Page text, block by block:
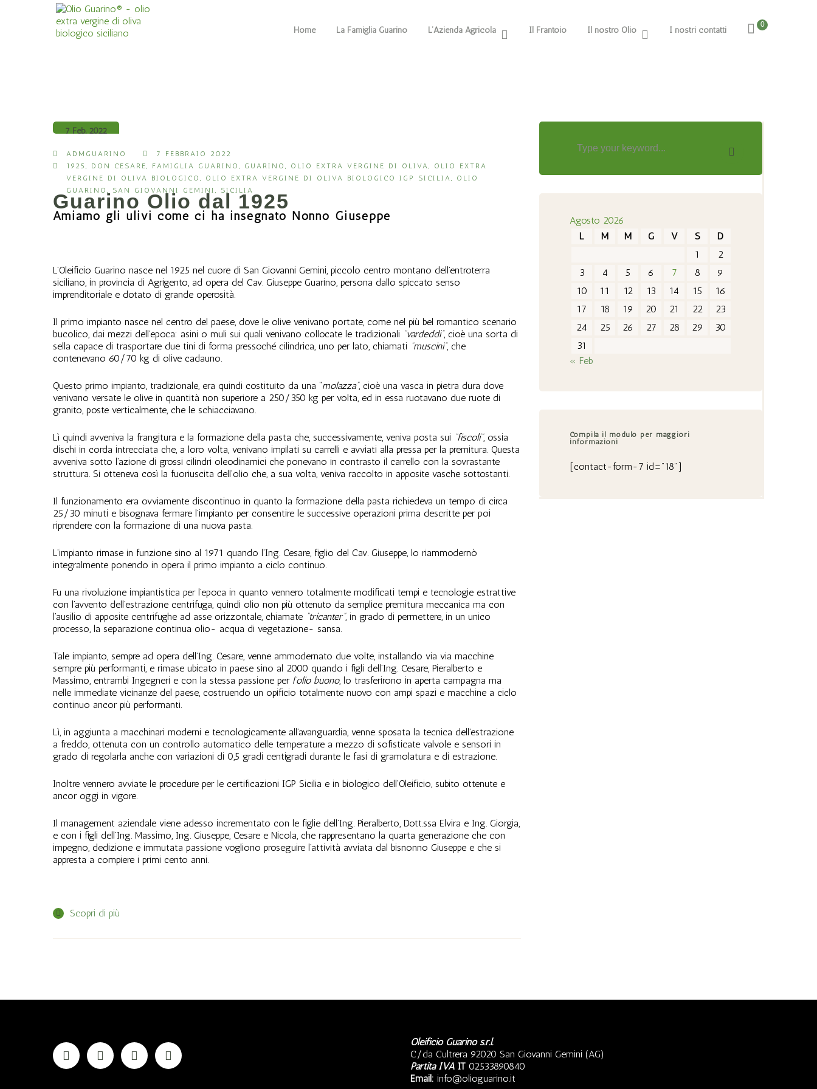
0
Home La Famiglia Guarino L’Azienda Agricola Il Frantoio Il nostro Olio I nostri contatti
7 Feb, 2022
ADMGUARINO
7 FEBBRAIO 2022
1925 , DON CESARE, FAMIGLIA GUARINO , GUARINO , OLIO EXTRA VERGINE DI OLIVA, OLIO EXTRA
VERGINE DI OLIVA BIOLOGICO , OLIO EXTRA VERGINE DI OLIVA BIOLOGICO IGP SICILIA, OLIO
GUARINO , SAN GIOVANNI GEMINI , SICILIA
Guarino Olio dal 1925
Amiamo gli ulivi come ci ha insegnato Nonno Giuseppe
L’Oleificio Guarino nasce nel 1925 nel cuore di San Giovanni Gemini, piccolo centro montano dell’entroterra
siciliano, in provincia di Agrigento, ad opera del Cav. Giuseppe Guarino, persona dallo spiccato senso
imprenditoriale e dotato di grande operosità.
Il primo impianto nasce nel centro del paese, dove le olive venivano portate, come nel più bel romantico scenario
bucolico, dai mezzi dell’epoca: asini o muli sui quali venivano collocate le tradizionali “vardeddi”, cioè una sorta di
sella capace di trasportare due tini di forma pressoché cilindrica, uno per lato, chiamati “muscini”, che
contenevano 60/70 kg di olive cadauno.
Questo primo impianto, tradizionale, era quindi costituito da una “molazza”, cioè una vasca in pietra dura dove
venivano versate le olive in quantità non superiore a 250/350 kg per volta, ed in essa ruotavano due ruote di
granito, poste verticalmente, che le schiacciavano.
Lì quindi avveniva la frangitura e la formazione della pasta che, successivamente, veniva posta sui “fiscoli”, ossia
dischi in corda intrecciata che, a loro volta, venivano impilati su carrelli e avviati alla pressa per la premitura. Questa
avveniva sotto l’azione di grossi cilindri oleodinamici che ponevano in contrasto il carrello con la sovrastante
struttura. Si otteneva così la fuoriuscita dell’olio che, a sua volta, veniva raccolto in apposite vasche sottostanti.
Il funzionamento era ovviamente discontinuo in quanto la formazione della pasta richiedeva un tempo di circa
25/30 minuti e bisognava fermare l’impianto per consentire le successive operazioni prima descritte per poi
riprendere con la formazione di una nuova pasta.
L’impianto rimase in funzione sino al 1971 quando l’Ing. Cesare, figlio del Cav. Giuseppe, lo riammodernò
integralmente ponendo in opera il primo impianto a ciclo continuo.
Fu una rivoluzione impiantistica per l’epoca in quanto vennero totalmente modificati tempi e tecnologie estrattive
con l’avvento dell’estrazione centrifuga, quindi olio non più ottenuto da semplice premitura meccanica ma con
l’ausilio di apposite centrifughe ad asse orizzontale, chiamate “tricanter”, in grado di permettere, in un unico
processo, la separazione continua olio- acqua di vegetazione- sansa.
Tale impianto, sempre ad opera dell’Ing. Cesare, venne ammodernato due volte, installando via via macchine
sempre più performanti, e rimase ubicato in paese sino al 2000 quando i figli dell’Ing. Cesare, Pieralberto e
Massimo, entrambi Ingegneri e con la stessa passione per l’olio buono, lo trasferirono in aperta campagna ma
nelle immediate vicinanze del paese, costruendo un opificio totalmente nuovo con ampi spazi e macchine a ciclo
continuo ancor più performanti.
Lì, in aggiunta a macchinari moderni e tecnologicamente all’avanguardia, venne sposata la tecnica dell’estrazione
a freddo, ottenuta con un controllo automatico delle temperature a mezzo di sofisticate valvole e sensori in
grado di regolarla anche con variazioni di 0,5 gradi centigradi durante le fasi di gramolatura e di estrazione.
Inoltre vennero avviate le procedure per le certificazioni IGP Sicilia e in biologico dell’Oleificio, subito ottenute e
ancor oggi in vigore.
Il management aziendale viene adesso incrementato con le figlie dell’Ing. Pieralberto, Dott.ssa Elvira e Ing. Giorgia,
e con i figli dell’Ing. Massimo, Ing. Giuseppe, Cesare e Nicola, che rappresentano la quarta generazione che con
impegno, dedizione e immutata passione vogliono proseguire l’attività avviata dal bisnonno Giuseppe e che si
appresta a compiere i primi cento anni.
Scopri di più
Agosto 2026
L
M M G V S
D
1
2
3
4 5 6 7 8
9
10
11 12 13 14 15
16
17
18 19 20 21 22
23
24
25 26 27 28 29
30
31
« Feb
Compila il modulo per maggiori
informazioni
[contact-form-7 id="18"]
Oleificio Guarino s.r.l.
C/da Cultrera 92020 San Giovanni Gemini (AG)
Partita IVAIT 02533890840
Email: info@olioguarino.it